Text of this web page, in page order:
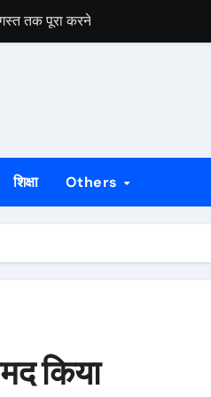
तक पूरा करने का लक्ष्य
पूर्व मंत्री ने दी दिशा निर्देश
समीक्षा
शिक्षा Others
किया